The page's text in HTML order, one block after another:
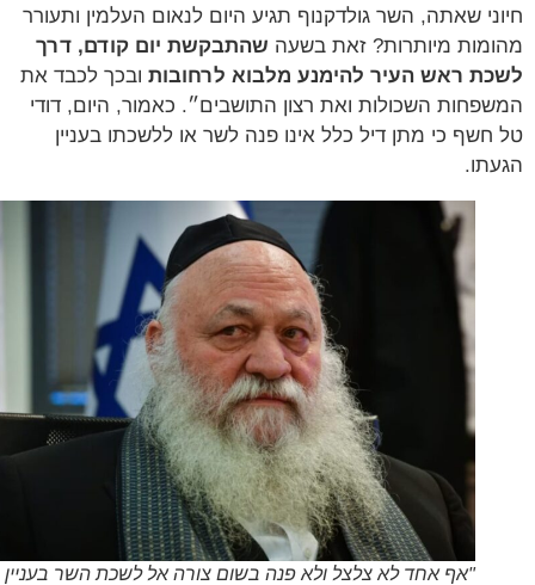
שאתה, השר גולדקנוף תגיע היום לנאום העלמין ותעורר
מיותרות? זאת בשעהשהתבקשת יום קודם, דרך
ראש העיר להימנע מלבוא לרחובותובכך לכבד את
השכולות ואת רצון התושבים״. כאמור, היום, דודי
כי מתן דיל כלל אינו פנה לשר או ללשכתו בעניין
"אף אחד לא צלצל ולא פנה בשום צורה אל לשכת השר בעניין